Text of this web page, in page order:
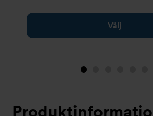
Välj
Bild
nu)